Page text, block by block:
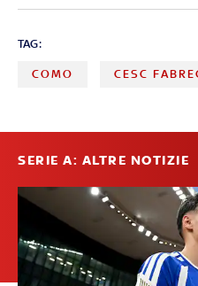
TAG:
COMO CESC
SERIE A: ALTRE NOTIZIE